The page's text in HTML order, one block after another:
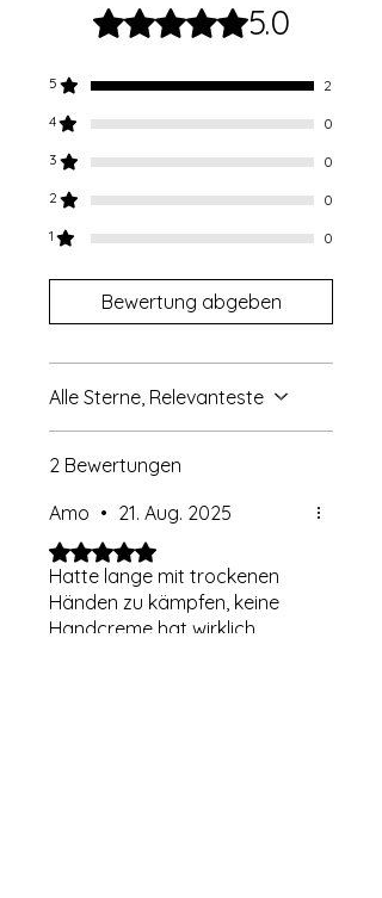
Mit 5 von 5 Sternen bewertet.
5.0
5
2
4
0
3
0
2
0
1
0
Bewertung abgeben
Alle Sterne, Relevanteste
2 Bewertungen
Amo • 21. Aug. 2025
Mit 5 von 5 Sternen bewertet.
Hatte lange mit trockenen
Händen zu kämpfen, keine
Handcreme hat wirklich